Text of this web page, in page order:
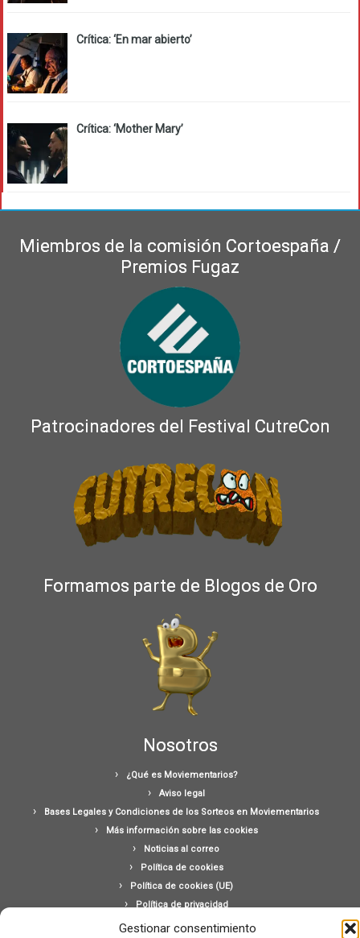
Gestionar consentimiento
Crítica: ‘En mar abierto’
Crítica: ‘Mother Mary’
Miembros de la comisión Cortoespaña /
Premios Fugaz
Patrocinadores del Festival CutreCon
Formamos parte de Blogos de Oro
Nosotros
¿Qué es Moviementarios?
Aviso legal
Bases Legales y Condiciones de los Sorteos en Moviementarios
Más información sobre las cookies
Noticias al correo
Política de cookies
Política de cookies (UE)
Política de privacidad
Ponte en contacto con nosotros